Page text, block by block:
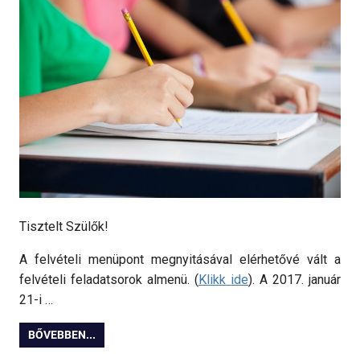
Tisztelt Szülők!
A felvételi menüpont megnyitásával elérhetővé vált a
felvételi feladatsorok almenü. ( Klikk ide). A 2017. január
21-i …
BŐVEBBEN...